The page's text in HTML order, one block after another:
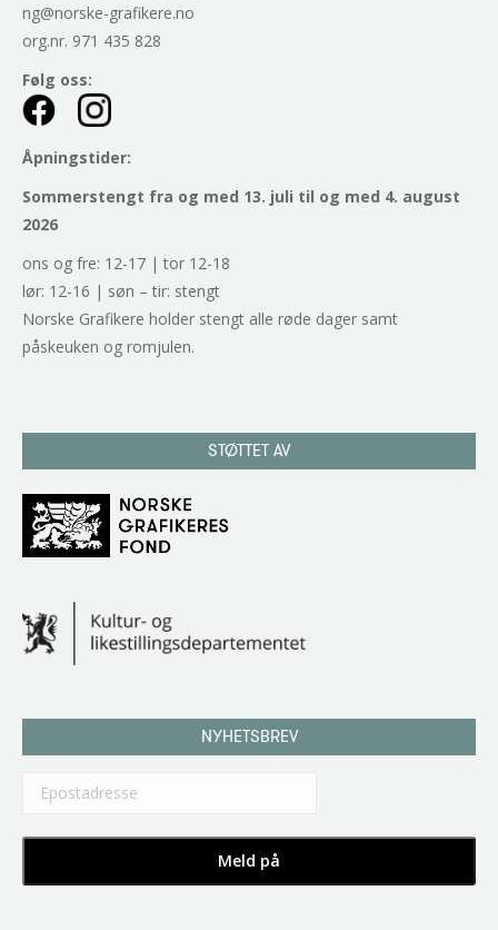
ng@norske-grafikere.no
org.nr. 971 435 828
Følg oss:
Åpningstider:
Sommerstengt fra og med 13. juli til og med 4. august
2026
ons og fre: 12-17 | tor 12-18
lør: 12-16 | søn – tir: stengt
Norske Grafikere holder stengt alle røde dager samt
påskeuken og romjulen.
STØTTET AV
NYHETSBREV